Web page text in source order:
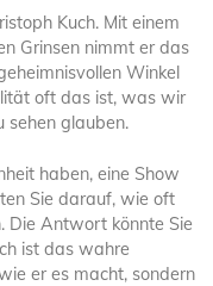
Kuch. Mit einem
Grinsen nimmt er das
Winkel
oft das ist, was wir
sehen glauben.
haben, eine Show
Sie darauf, wie oft
Die Antwort könnte Sie
ist das wahre
er es macht, sondern